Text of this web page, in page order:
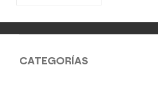
CATEGORÍAS